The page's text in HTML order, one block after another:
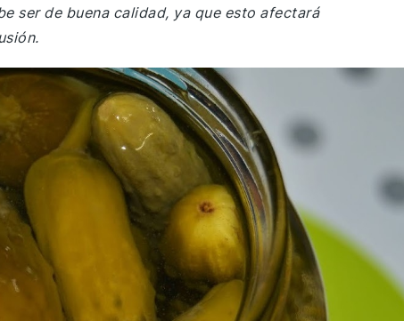
ser de buena calidad, ya que esto afectará